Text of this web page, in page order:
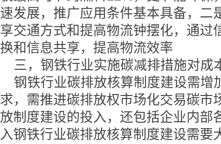
速发展，推广应用条件基本具备，二
享交通方式和提高物流钟摆化，通过
换和信息共享，提高物流效率
三，钢铁行业实施碳减排措施对成
钢铁行业碳排放核算制度建设需增
求，需推进碳排放权市场化交易碳市
放制度建设的投入，还包括企业内部
入钢铁行业碳排放核算制度建设需要